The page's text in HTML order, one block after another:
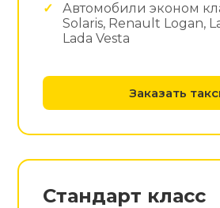
Автомобили эконом
Solaris, Renault Logan,
Lada Vesta
Заказать
Стандарт класс